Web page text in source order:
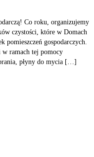
Co roku, organizujemy
czystości, które w Domach
pomieszczeń gospodarczych.
ramach tej pomocy
płyny do mycia […]